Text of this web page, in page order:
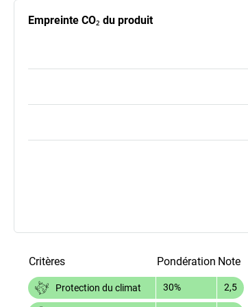
Empreinte CO₂ du produit
Critères Pondération Note
Protection du climat 30% 2,5